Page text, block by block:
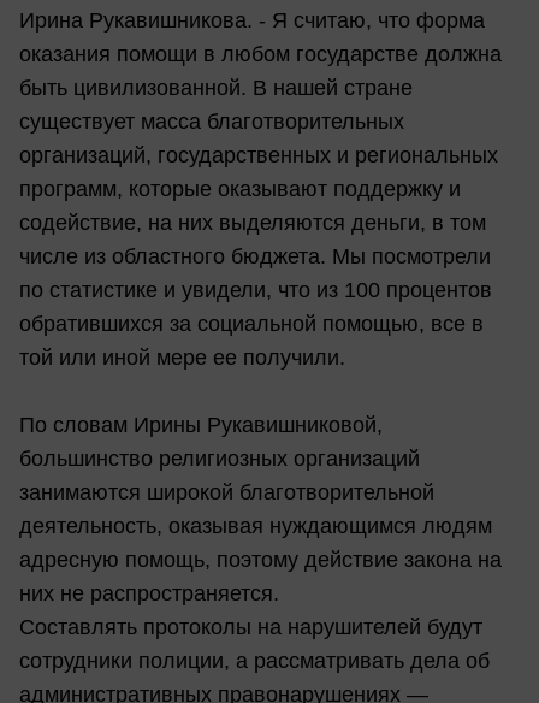
Ирина Рукавишникова. - Я считаю, что форма
оказания помощи в любом государстве должна
быть цивилизованной. В нашей стране
существует масса благотворительных
организаций, государственных и региональных
программ, которые оказывают поддержку и
содействие, на них выделяются деньги, в том
числе из областного бюджета. Мы посмотрели
по статистике и увидели, что из 100 процентов
обратившихся за социальной помощью, все в
той или иной мере ее получили.
По словам Ирины Рукавишниковой,
большинство религиозных организаций
занимаются широкой благотворительной
деятельность, оказывая нуждающимся людям
адресную помощь, поэтому действие закона на
них не распространяется.
Составлять протоколы на нарушителей будут
сотрудники полиции, а рассматривать дела об
административных правонарушениях —